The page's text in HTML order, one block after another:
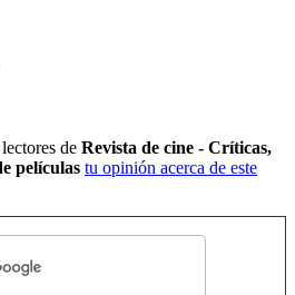
de Revista de cine - Críticas,
películas tu opinión acerca de este